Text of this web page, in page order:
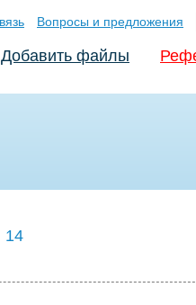
Вопросы и предложения
Добавить файлы
14